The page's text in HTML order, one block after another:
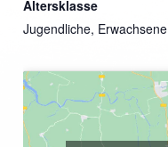
Altersklasse
Jugendliche, Erwachsene